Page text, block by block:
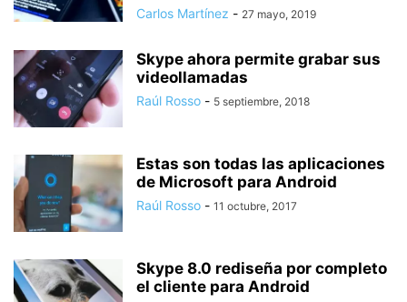
Carlos Martínez - 27 mayo, 2019
Skype ahora permite grabar sus
videollamadas
Raúl Rosso - 5 septiembre, 2018
Estas son todas las aplicaciones
de Microsoft para Android
Raúl Rosso - 11 octubre, 2017
Skype 8.0 rediseña por completo
el cliente para Android